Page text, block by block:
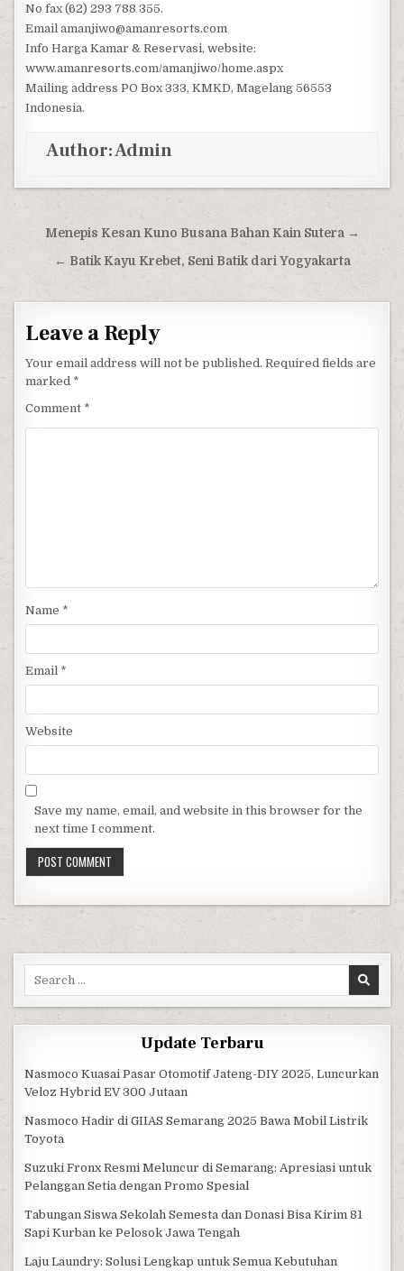
No fax (62) 293 788 355.
Email amanjiwo@amanresorts.com
Info Harga Kamar & Reservasi, website:
www.amanresorts.com/amanjiwo/home.aspx
Mailing address PO Box 333, KMKD, Magelang 56553
Indonesia.
Author:Admin
Post navigation
Menepis Kesan Kuno Busana Bahan Kain Sutera →
← Batik Kayu Krebet, Seni Batik dari Yogyakarta
Leave a Reply
Your email address will not be published. Required fields are
marked *
Comment *
Name *
Email *
Website
Save my name, email, and website in this browser for the
next time I comment.
Search for:
Update Terbaru
Nasmoco Kuasai Pasar Otomotif Jateng-DIY 2025, Luncurkan
Veloz Hybrid EV 300 Jutaan
Nasmoco Hadir di GIIAS Semarang 2025 Bawa Mobil Listrik
Toyota
Suzuki Fronx Resmi Meluncur di Semarang: Apresiasi untuk
Pelanggan Setia dengan Promo Spesial
Tabungan Siswa Sekolah Semesta dan Donasi Bisa Kirim 81
Sapi Kurban ke Pelosok Jawa Tengah
Laju Laundry: Solusi Lengkap untuk Semua Kebutuhan